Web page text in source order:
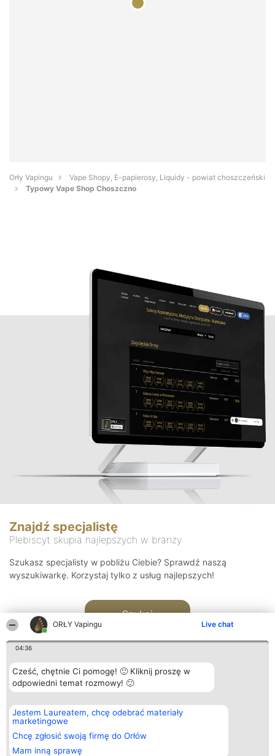
ORŁY Vapingu Live chat
04:36
Cześć, chętnie Ci pomogę! 🙂 Kliknij proszę w
odpowiedni temat rozmowy! 🙂
Jestem Laureatem, chcę odebrać materiały
marketingowe
Chcę zgłosić swoją firmę do Orłów
Mam inną sprawę
Orły Vapingu
Vape Shopy, E-papierosy, Liquidy - powiat choszczeński
Typowy Vape Shop Choszczno
Znajdź specjalistę
Plebiscyt skupia najlepszych w branży
Szukasz specjalisty w pobliżu Ciebie? Sprawdź naszą
wyszukiwarkę. Korzystaj tylko z usług najlepszych!
Szukaj
Organizator plebiscytu
Bright Side Solutions sp. z o.
o. sp. k.
ul. Ruska 22
Wrocław 50-079
KRS 0000749100 | Regon
Plebiscyt
Laureaci
wszystkich
Laureatów
Kontakt
Kontakt